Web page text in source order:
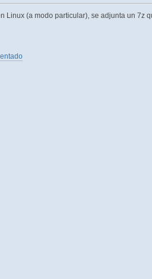
Linux (a modo particular), se adjunta un 7z